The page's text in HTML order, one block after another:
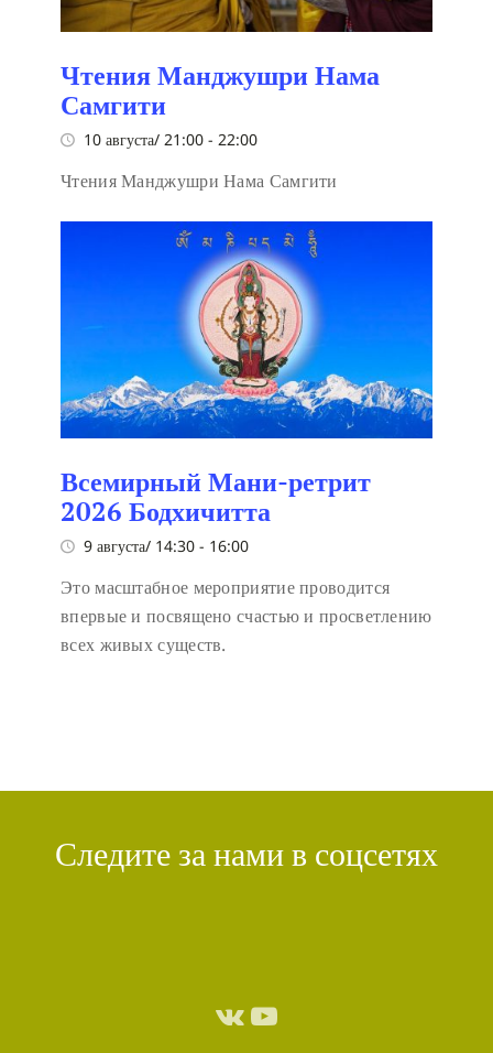
Чтения Манджушри Нама
Самгити
10 августа/ 21:00 - 22:00
Чтения Манджушри Нама Самгити
Всемирный Мани-ретрит
2026 Бодхичитта
9 августа/ 14:30 - 16:00
Это масштабное мероприятие проводится
впервые и посвящено счастью и просветлению
всех живых существ.
Следите за нами в соцсетях